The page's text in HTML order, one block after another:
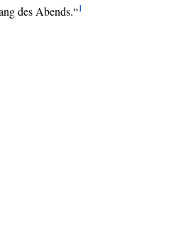
des Abends.“1